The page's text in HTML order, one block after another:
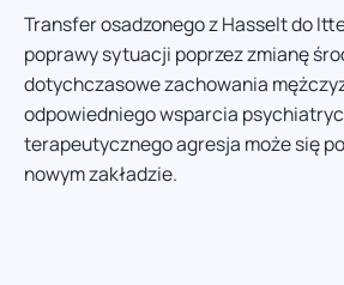
Transfer osadzonego z Hasselt do
poprawy sytuacji poprzez zmianę
dotychczasowe zachowania
odpowiedniego wsparcia
terapeutycznego agresja może się
nowym zakładzie.